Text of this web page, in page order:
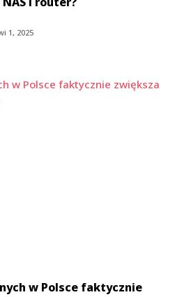
1, 2025
w Polsce faktycznie